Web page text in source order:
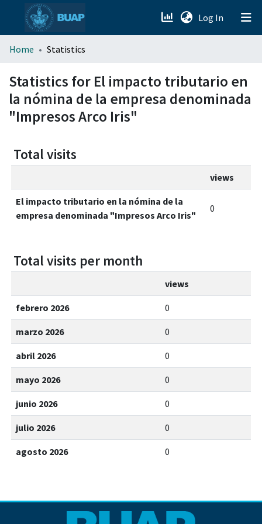
Log In (current)
menu.section.about_menu
All of DSpace
Home Statistics
Statistics for El impacto tributario en
la nómina de la empresa denominada
"Impresos Arco Iris"
Total visits
views
El impacto tributario en la nómina de la
empresa denominada "Impresos Arco Iris"
0
Total visits per month
views
febrero 2026 0
marzo 2026 0
abril 2026 0
mayo 2026 0
junio 2026 0
julio 2026 0
agosto 2026 0